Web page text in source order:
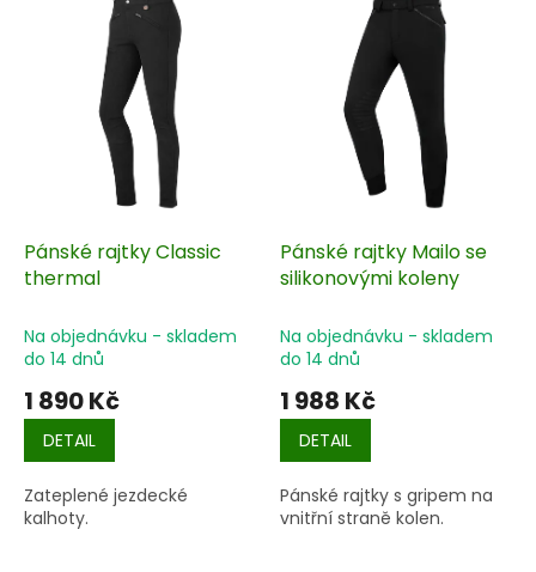
Pánské rajtky Classic
thermal
Na objednávku - skladem
do 14 dnů
1 890 Kč
DETAIL
Zateplené jezdecké
kalhoty.
Pánské rajtky Mailo se
silikonovými koleny
Na objednávku - skladem
do 14 dnů
1 988 Kč
DETAIL
Pánské rajtky s gripem na
vnitřní straně kolen.